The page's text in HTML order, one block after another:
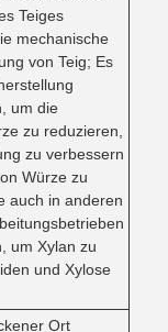
Teiges
mechanische
von Teig; Es
um die
zu reduzieren,
zu verbessern
Würze zu
auch in anderen
um Xylan zu
und Xylose
Ort